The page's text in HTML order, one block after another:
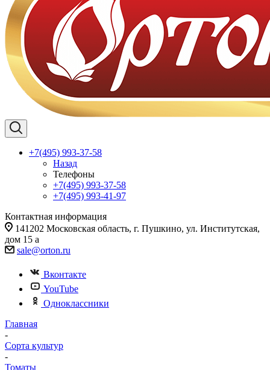
+7(495) 993-37-58
Назад
Телефоны
+7(495) 993-37-58
+7(495) 993-41-97
Контактная информация
141202 Московская область, г. Пушкино, ул. Институтская,
дом 15 а
sale@orton.ru
Вконтакте
YouTube
Одноклассники
Главная
-
Сорта культур
-
Томаты